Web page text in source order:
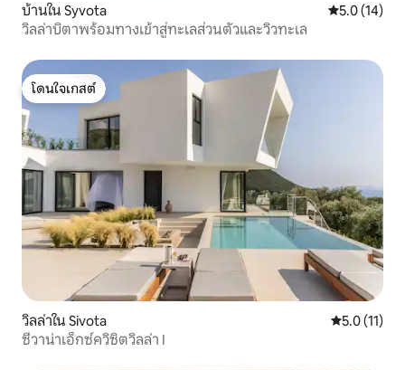
บ้านใน Syvota คะแนนเฉลี่ย
5.0 (14)
วิลล่าบิตาพร้อมทางเข้าสู่ทะเลส่วนตัวและวิวทะเล
โดนใจเกสต์
โดนใจเกสต์
วิลล่าใน Sivota คะแนนเฉลี่ย
5.0 (11)
ซีวาน่าเอ็กซ์ควิซิตวิลล่า I